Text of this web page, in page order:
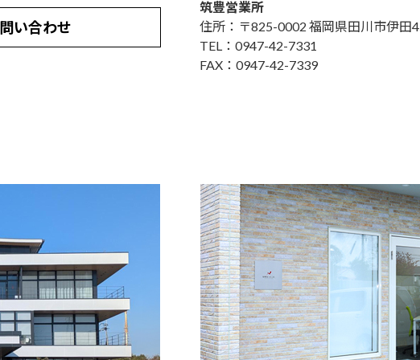
い合わせ
筑豊営業所
住所：〒825-0002 福岡県田川市伊田
TEL：0947-42-7331
FAX：0947-42-7339